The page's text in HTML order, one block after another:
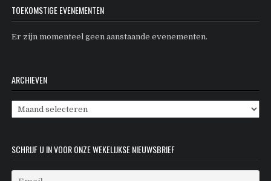
TOEKOMSTIGE EVENEMENTEN
Er zijn momenteel geen aanstaande evenementen.
ARCHIEVEN
Archieven
SCHRIJF U IN VOOR ONZE WEKELIJKSE NIEUWSBRIEF